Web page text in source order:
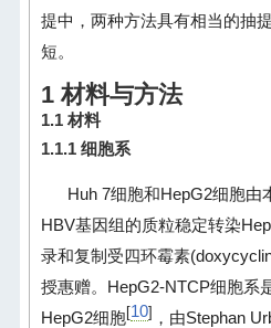
提中，两种方法具有相当的抽
短。
1 材料与方法
1.1 材料
1.1.1 细胞系
Huh 7细胞和HepG2细胞由
HBV基因组的质粒稳定转染
录和复制受四环霉素
授惠赠。HepG2-NTCP细胞系
HepG2细胞[10] ，由Stephan